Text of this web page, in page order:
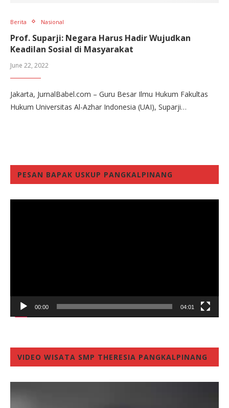
Berita Nasional
Prof. Suparji: Negara Harus Hadir Wujudkan
Keadilan Sosial di Masyarakat
June 22, 2022
Jakarta, JurnalBabel.com – Guru Besar Ilmu Hukum Fakultas
Hukum Universitas Al-Azhar Indonesia (UAI), Suparji…
PESAN BAPAK USKUP PANGKALPINANG
00:00 04:01
VIDEO WISATA SMP THERESIA PANGKALPINANG